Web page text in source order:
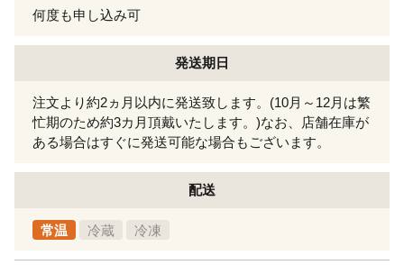
何度も申し込み可
発送期日
注文より約2ヵ月以内に発送致します。(10月～12月は繁
忙期のため約3カ月頂戴いたします。)なお、店舗在庫が
ある場合はすぐに発送可能な場合もございます。
配送
常温 冷蔵 冷凍